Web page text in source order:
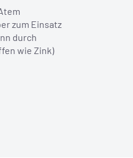
zum Einsatz
durch
wie Zink)